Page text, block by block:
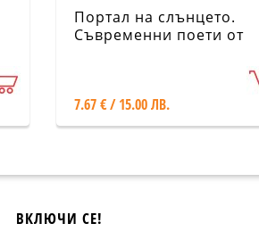
Портал на слънцето.
Съвременни поети от
7.67 € / 15.00 ЛВ.
ВКЛЮЧИ СЕ!